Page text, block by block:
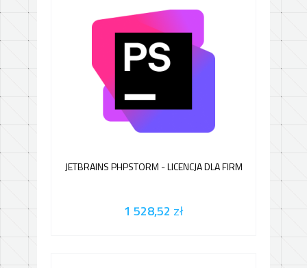
JETBRAINS PHPSTORM - LICENCJA DLA FIRM
1 528,52 zł